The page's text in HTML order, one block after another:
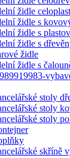
židle
židle s
židle s
židle s
židle
židle s
stoly
stoly
stoly
skříně